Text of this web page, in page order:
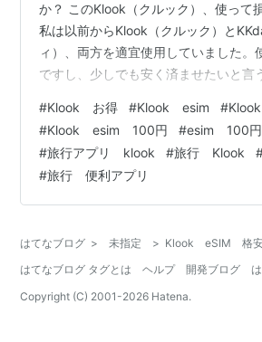
か？ このKlook（クルック）、使って
私は以前からKlook（クルック）と
ィ）、両方を適宜使用していました。
ですし、少しでも安く済ませたいと言
せることが出来ればと思いまして、
を書くことにしました。 Klookとは？
てみた？ Klookを使うメリットを考え
ット Klookとは？ そもそも、Klookっ
多いかと思います。私の周りにも
#Klook お得 #Klook esim #
#Klook esim 100円 #esim 100円
#旅行アプリ klook #旅行 Klook
#旅行 便利アプリ
はてなブログ > 未指定 > Klook eSIM 格
はてなブログ タグとは
ヘルプ 開発ブログ
Copyright (C) 2001-2026 Hatena.